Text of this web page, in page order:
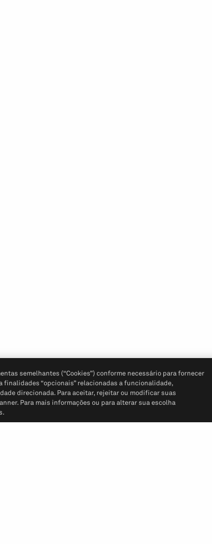
semelhantes (“Cookies”) conforme necessário para fornecer
finalidades “opcionais” relacionadas a funcionalidade,
direcionada. Para aceitar, rejeitar ou modificar suas
Para mais informações ou para alterar sua escolha